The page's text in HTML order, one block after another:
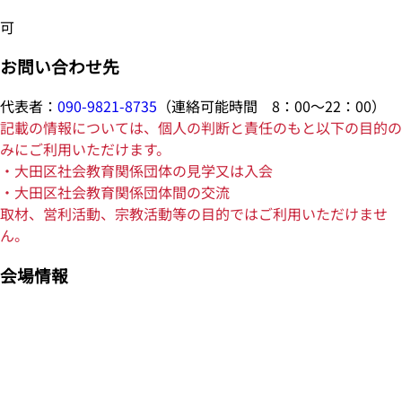
可
お問い合わせ先
代表者： 090-9821-8735 （連絡可能時間 8：00～22：00）
記載の情報については、個人の判断と責任のもと以下の目的の
みにご利用いただけます。
・大田区社会教育関係団体の見学又は入会
・大田区社会教育関係団体間の交流
取材、営利活動、宗教活動等の目的ではご利用いただけませ
ん。
会場情報